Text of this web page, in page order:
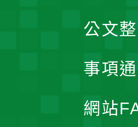
公文
事項
網站